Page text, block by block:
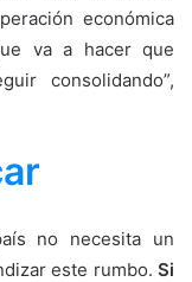
económica
va a hacer que
consolidando”,
no necesita un
este rumbo. Si